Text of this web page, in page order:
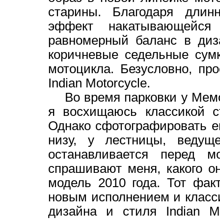
старины. Благодаря
эффект
равномерный баланс в
коричневые седельные
мотоцикла. Безусловно,
Indian Motorcycle.
Во время парковки у
я восхищаюсь классикой
Однако сфотографировать
низу, у лестницы,
останавливается перед
спрашивают меня, какого
модель 2010 года. Тот
новым исполнением и
дизайна и стиля Indian